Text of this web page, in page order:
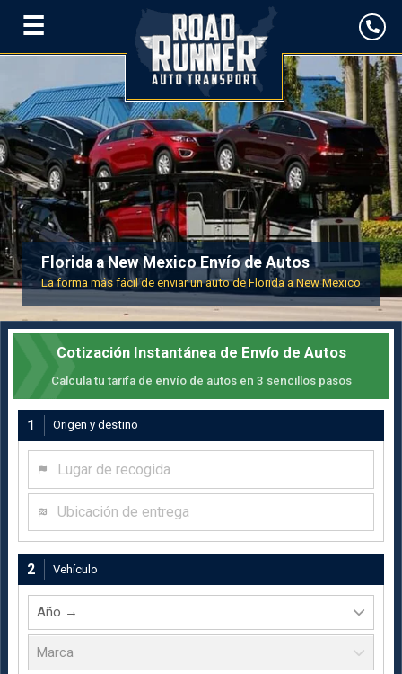
☰
Florida a New Mexico Envío de Autos
La forma más fácil de enviar un auto de Florida a New Mexico
Cotización Instantánea de Envío de Autos
Calcula tu tarifa de envío de autos en 3 sencillos pasos
1 Origen y destino
2 Vehículo